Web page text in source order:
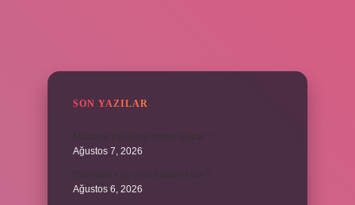
SON YAZILAR
Mantara’ya hangi doktor bakar ?
Ağustos 7, 2026
Dünyada kaç cesit baharat var ?
Ağustos 6, 2026